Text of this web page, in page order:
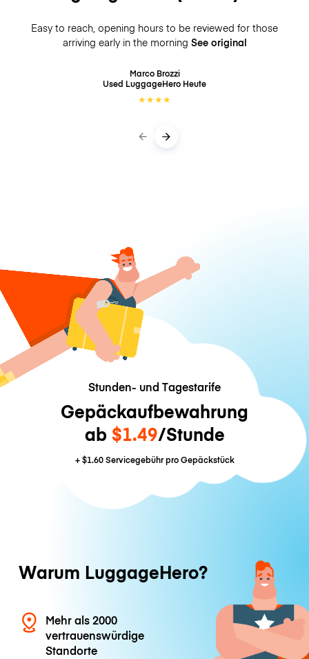
Easy to reach, opening hours to be reviewed for those
arriving early in the morning See original
Marco Brozzi
Used LuggageHero Heute
★★★★
Stunden- und Tagestarife
Gepäckaufbewahrung
ab $1.49/Stunde
+$1.60Servicegebühr pro Gepäckstück
Warum LuggageHero?
Mehr als 2000
vertrauenswürdige
Standorte